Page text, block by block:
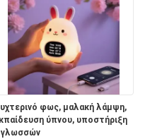
φως, μαλακή λάμψη,
ύπνου, υποστήριξη
γλωσσών